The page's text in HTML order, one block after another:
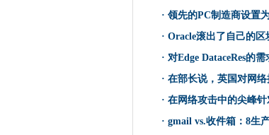
Microsoft承认
微软的iOS改进办
Home Office
领先的PC制造商
家庭办公室授予
· 领先的PC制造商设置
· Oracle滚出了自己的区
· 对Edge DataceRes的
· 在部长说，英国对网
· 在网络攻击中的尖峰针
· gmail vs.收件箱：8生